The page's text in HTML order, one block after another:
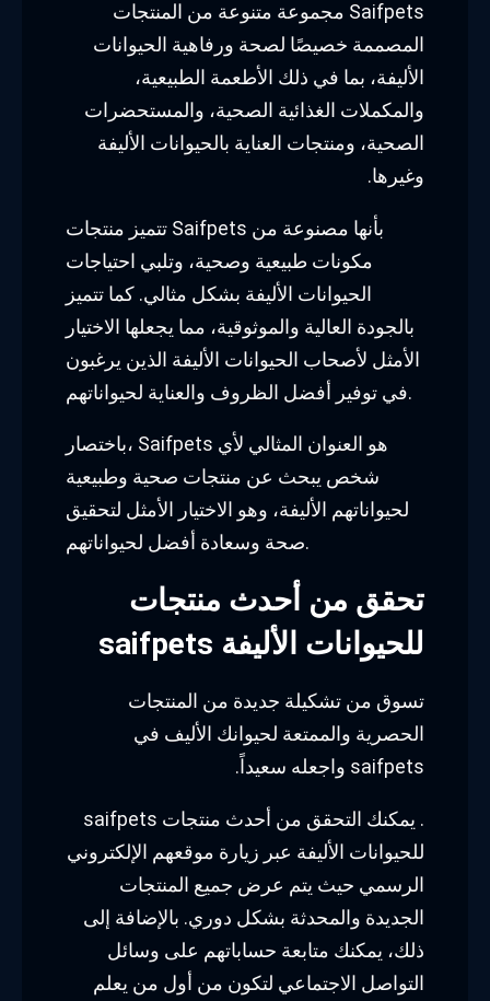
Saifpets مجموعة متنوعة من المنتجات
المصممة خصيصًا لصحة ورفاهية الحيوانات
الأليفة، بما في ذلك الأطعمة الطبيعية،
والمكملات الغذائية الصحية، والمستحضرات
الصحية، ومنتجات العناية بالحيوانات الأليفة
وغيرها.
تتميز منتجات Saifpets بأنها مصنوعة من
مكونات طبيعية وصحية، وتلبي احتياجات
الحيوانات الأليفة بشكل مثالي. كما تتميز
بالجودة العالية والموثوقية، مما يجعلها الاختيار
الأمثل لأصحاب الحيوانات الأليفة الذين يرغبون
في توفير أفضل الظروف والعناية لحيواناتهم.
باختصار، Saifpets هو العنوان المثالي لأي
شخص يبحث عن منتجات صحية وطبيعية
لحيواناتهم الأليفة، وهو الاختيار الأمثل لتحقيق
صحة وسعادة أفضل لحيواناتهم.
تحقق من أحدث منتجات
saifpets للحيوانات الأليفة
تسوق من تشكيلة جديدة من المنتجات
الحصرية والممتعة لحيوانك الأليف في
saifpets واجعله سعيداً.
. يمكنك التحقق من أحدث منتجات saifpets
للحيوانات الأليفة عبر زيارة موقعهم الإلكتروني
الرسمي حيث يتم عرض جميع المنتجات
الجديدة والمحدثة بشكل دوري. بالإضافة إلى
ذلك، يمكنك متابعة حساباتهم على وسائل
التواصل الاجتماعي لتكون من أول من يعلم